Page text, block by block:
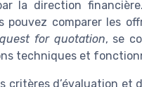
la direction
comparer les
for quotation, se
techniques et
d’évaluation et